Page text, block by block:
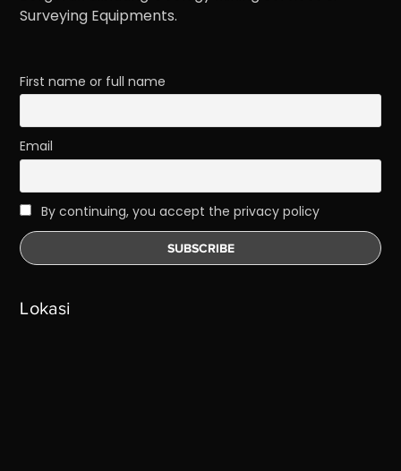
Surveying Equipments.
First name or full name
Email
By continuing, you accept the privacy policy
Lokasi